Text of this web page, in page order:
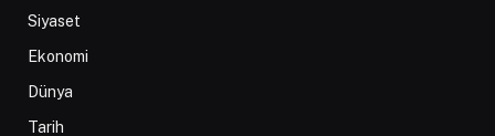
Siyaset
Ekonomi
Dünya
Tarih